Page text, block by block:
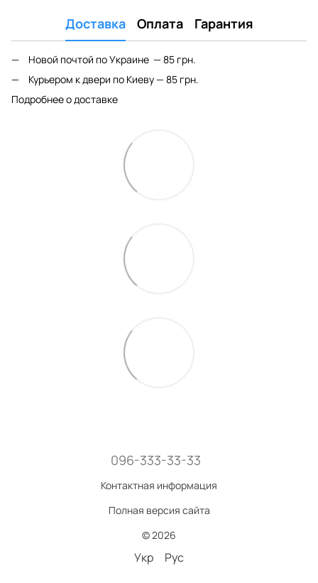
Доставка Оплата Гарантия
Новой почтой по Украине — 85 грн.
Курьером к двери по Киеву — 85 грн.
Подробнее о доставке
096-333-33-33
Контактная информация
Полная версия сайта
© 2026
Укр Рус